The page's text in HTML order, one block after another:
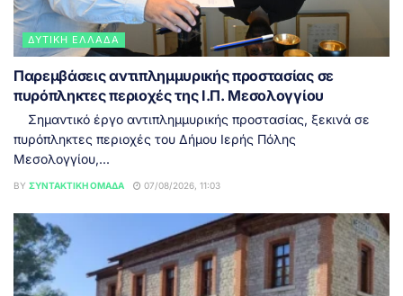
ΔΥΤΙΚΉ ΕΛΛΆΔΑ
Παρεμβάσεις αντιπλημμυρικής προστασίας σε
πυρόπληκτες περιοχές της Ι.Π. Μεσολογγίου
Σημαντικό έργο αντιπλημμυρικής προστασίας, ξεκινά σε
πυρόπληκτες περιοχές του Δήμου Ιερής Πόλης
Μεσολογγίου,...
BY ΣΥΝΤΑΚΤΙΚΉ ΟΜΆΔΑ 07/08/2026, 11:03